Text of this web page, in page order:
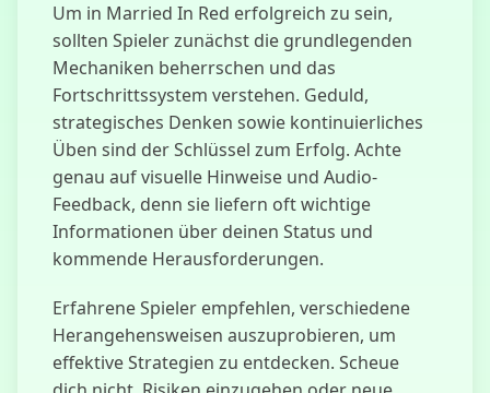
Um in Married In Red erfolgreich zu sein,
sollten Spieler zunächst die grundlegenden
Mechaniken beherrschen und das
Fortschrittssystem verstehen. Geduld,
strategisches Denken sowie kontinuierliches
Üben sind der Schlüssel zum Erfolg. Achte
genau auf visuelle Hinweise und Audio-
Feedback, denn sie liefern oft wichtige
Informationen über deinen Status und
kommende Herausforderungen.
Erfahrene Spieler empfehlen, verschiedene
Herangehensweisen auszuprobieren, um
effektive Strategien zu entdecken. Scheue